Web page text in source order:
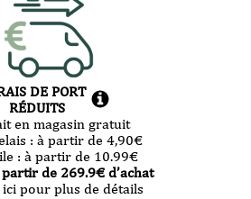
DE PORT
RÉDUITS
en magasin gratuit
: à partir de 4,90€
: à partir de 10.99€
partir de 269.9€ d’achat
ici pour plus de détails